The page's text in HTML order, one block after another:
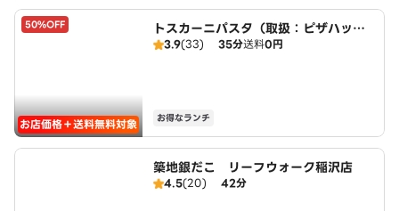
50%OFF
お店価格＋送料無料対象
トスカーニパスタ（取扱：ピザハット
北名古屋徳重店）
3.9(33) 35分送料0円
お得なランチ
築地銀だこ リーフウォーク稲沢店
4.5(20) 42分